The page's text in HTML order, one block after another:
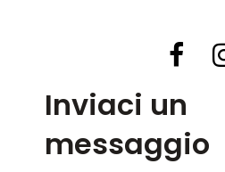
Inviaci un
messaggio